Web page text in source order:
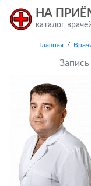
НА
каталог
Главная /
Запись